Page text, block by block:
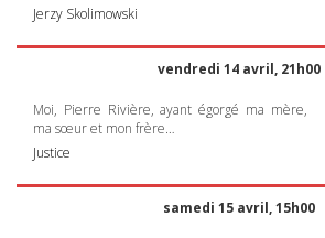
Jerzy Skolimowski
vendredi 14 avril, 21h00
Moi, Pierre Rivière, ayant égorgé ma mère,
ma sœur et mon frère…
Justice
samedi 15 avril, 15h00